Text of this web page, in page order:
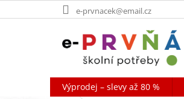
na
e-prvnacek@email.cz
Výprodej – slevy až 80 %